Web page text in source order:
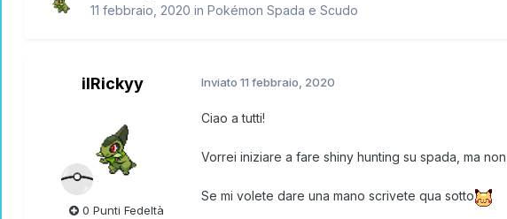
11 febbraio, 2020 in Pokémon Spada e Scudo
ilRickyy
0 Punti Fedeltà
Inviato 11 febbraio, 2020
Ciao a tutti!
Vorrei iniziare a fare shiny hunting su spada, ma
Se mi volete dare una mano scrivete qua sotto